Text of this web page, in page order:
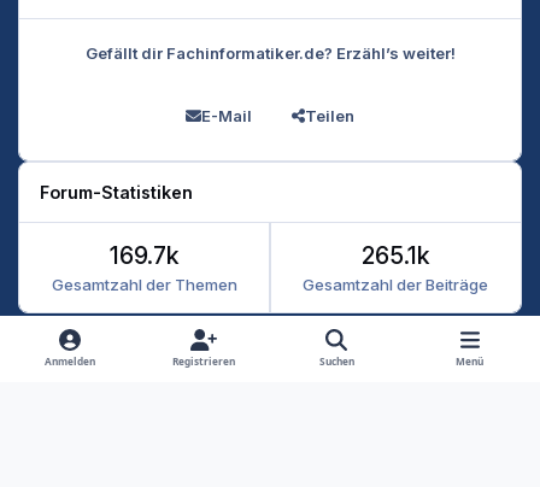
Gefällt dir Fachinformatiker.de? Erzähl’s weiter!
E-Mail Teilen
Forum-Statistiken
Gesamtzahl der Themen
169.7k
Gesamtzahl der Beiträge
265.1k
Heller Modus
Dunkler Modus
Systemeinstellung
Anmelden Registrieren Suchen Menü